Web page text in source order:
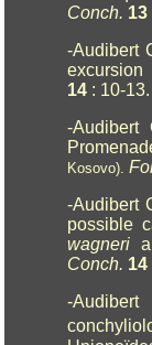
Conch. 13
-Audibert
excursion
14 : 10-13.
-
Kosovo).
-Audibert
possible
wagneri
Conch. 14
-